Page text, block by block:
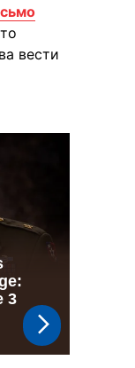
вести